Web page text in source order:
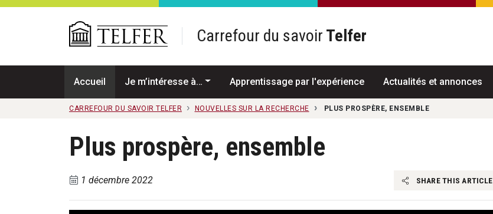
Passer au contenu principal
Carrefour du savoir Telfer
Accueil Je m’intéresse à… Apprentissage par l'expérience Actualités et annonces
CARREFOUR DU SAVOIR TELFER NOUVELLES SUR LA RECHERCHE PLUS PROSPÈRE, ENSEMBLE
Plus prospère, ensemble
1 décembre 2022 SHARE THIS ARTICLE